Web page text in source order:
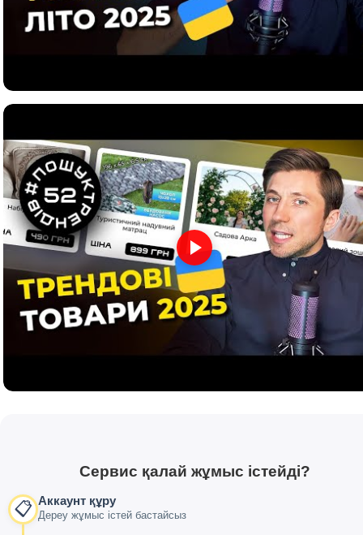
Сервис қалай жұмыс істейді?
📋 Аккаунт құру
Дереу жұмыс істей бастайсыз